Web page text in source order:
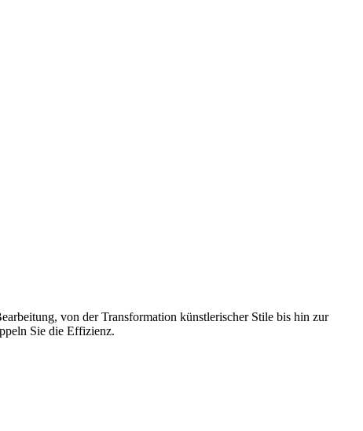
von der Transformation künstlerischer Stile bis hin zur
Sie die Effizienz.